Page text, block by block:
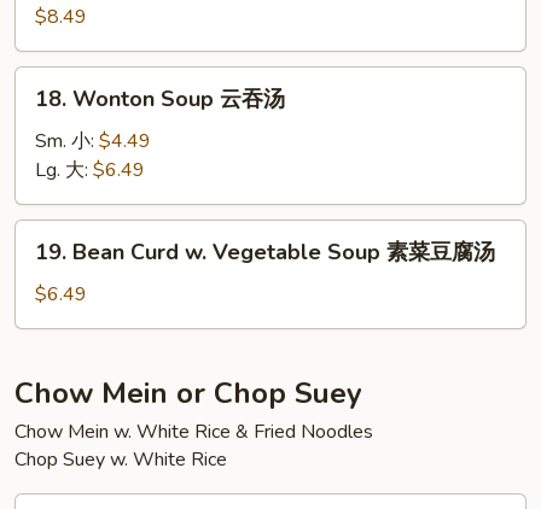
Special
Soup
本
$8.49
Wonton
Soup
吞
汤
18. Wonton Soup 云吞汤
Sm. 小: $4.49
Lg. 大: $6.49
Bean
Curd
w.
Soup
素
菜
豆
腐
19. Bean Curd w. Vegetable Soup 素菜豆腐汤
$6.49
Chow Mein or Chop Suey
Chow Mein w. White Rice & Fried Noodles
Chop Suey w. White Rice